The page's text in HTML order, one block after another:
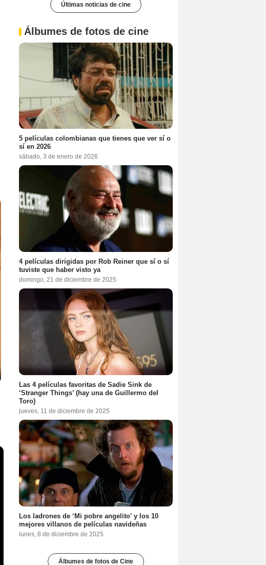
Últimas noticias de cine
Álbumes de fotos de cine
5 películas colombianas que tienes que ver sí o
sí en 2026
sábado, 3 de enero de 2026
4 películas dirigidas por Rob Reiner que sí o sí
tuviste que haber visto ya
domingo, 21 de diciembre de 2025
Las 4 películas favoritas de Sadie Sink de
‘Stranger Things’ (hay una de Guillermo del
Toro)
jueves, 11 de diciembre de 2025
Los ladrones de ‘Mi pobre angelito’ y los 10
mejores villanos de películas navideñas
lunes, 8 de diciembre de 2025
Álbumes de fotos de Cine